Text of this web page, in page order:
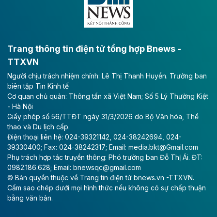
Long Thành
Tổng công ty Cảng hàng không Việt Nam - CTCP
(ACV) vừa lập kỷ lục mới về lợi nhuận trong quý
II/2026.
Theo baodautu.vn
Vinaconex lập đỉnh doanh thu
Tổng CTCP Xuất nhập khẩu và Xây dựng Việt Nam
(Vinaconex) đã khép lại nửa đầu năm với doanh thu
thuần gần 7.268 tỷ đồng, tăng 4% so với cùng kỳ và
cũng là mức cao nhất lịch sử hoạt động của doanh
nghiệp.
Trang thông tin điện tử tổng hợp Bnews -
TTXVN
Người chịu trách nhiệm chính: Lê Thị Thanh Huyền. Trưởng ban
biên tập Tin Kinh tế
Cơ quan chủ quản: Thông tấn xã Việt Nam; Số 5 Lý Thường Kiệt
- Hà Nội
Giấy phép số 56/TTĐT ngày 31/3/2026 do Bộ Văn hóa, Thể
thao và Du lịch cấp.
Điện thoại liên hệ: 024-39321142, 024-38242694, 024-
39330400; Fax: 024-38242317; Email: media.bkt@Gmail.com
Phụ trách hợp tác truyền thông: Phó trưởng ban Đỗ Thị Ái. ĐT:
0982.186.628; Email: bnewsqc@gmail.com
© Bản quyền thuộc về Trang tin điện tử bnews.vn -TTXVN.
Cấm sao chép dưới mọi hình thức nếu không có sự chấp thuận
bằng văn bản.